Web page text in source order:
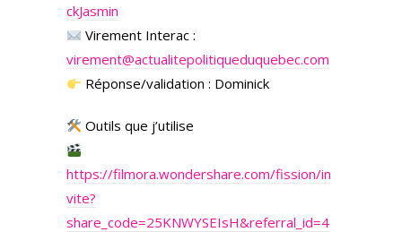
ckJasmin
Virement Interac :
virement@actualitepolitiqueduquebec.com
Réponse/validation : Dominick
Outils que j’utilise
https://filmora.wondershare.com/fission/in
vite?
share_code=25KNWYSEIsH&referral_id=4